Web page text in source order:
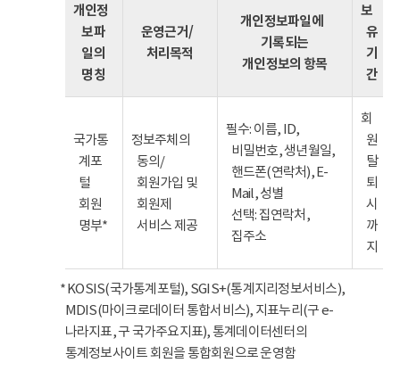
개인정
보파
일의
명칭
운영근거/
처리목적
개인정보파일에
기록되는
개인정보의 항목
보
유
기
간
국가통
계포
털
회원
명부*
정보주체의
동의/
회원가입 및
회원제
서비스 제공
필수: 이름, ID,
비밀번호, 생년월일,
핸드폰(연락처), E-
Mail, 성별
선택: 집연락처,
집주소
회
원
탈
퇴
시
까
지
* KOSIS(국가통계포털), SGIS+(통계지리정보서비스),
MDIS(마이크로데이터 통합서비스), 지표누리(구 e-
나라지표, 구 국가주요지표), 통계데이터센터의
통계정보사이트 회원을 통합회원으로 운영함